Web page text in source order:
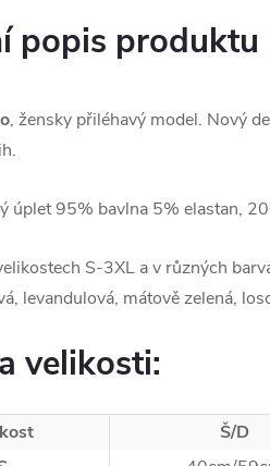
popis produktu
, žensky přiléhavý model. Nový
úplet 95% bavlna 5% elastan,
S-3XL a v různých
levandulová, mátově zelená,
velikosti:
Š/D